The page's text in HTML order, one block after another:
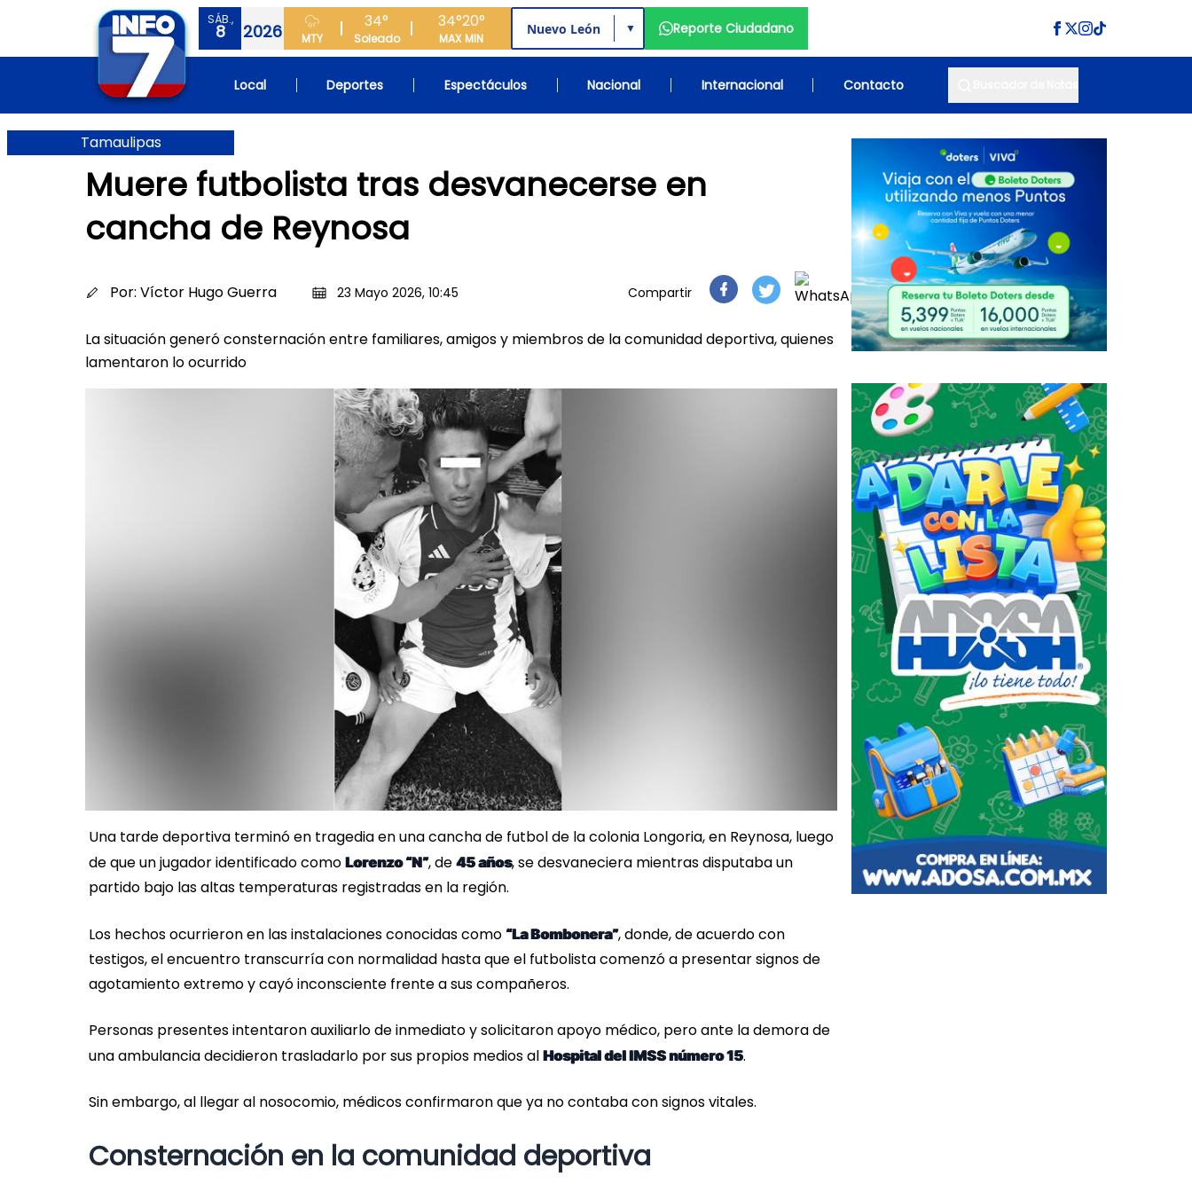
SÁB.,
8 2026 MTY
34°
Soleado
34°
MAX
20°
MIN
▼ Reporte Ciudadano
Local Deportes Espectáculos Nacional Internacional Contacto
Tamaulipas
Muere futbolista tras desvanecerse en
cancha de Reynosa
Por: Víctor Hugo Guerra 23 Mayo 2026, 10:45 Compartir
La situación generó consternación entre familiares, amigos y miembros de la comunidad deportiva, quienes
lamentaron lo ocurrido
Una tarde deportiva terminó en tragedia en una cancha de futbol de la colonia Longoria, en Reynosa, luego
de que un jugador identificado como Lorenzo “N”, de 45 años, se desvaneciera mientras disputaba un
partido bajo las altas temperaturas registradas en la región.
Los hechos ocurrieron en las instalaciones conocidas como “La Bombonera”, donde, de acuerdo con
testigos, el encuentro transcurría con normalidad hasta que el futbolista comenzó a presentar signos de
agotamiento extremo y cayó inconsciente frente a sus compañeros.
Personas presentes intentaron auxiliarlo de inmediato y solicitaron apoyo médico, pero ante la demora de
una ambulancia decidieron trasladarlo por sus propios medios al Hospital del IMSS número 15.
Sin embargo, al llegar al nosocomio, médicos confirmaron que ya no contaba con signos vitales.
Consternación en la comunidad deportiva